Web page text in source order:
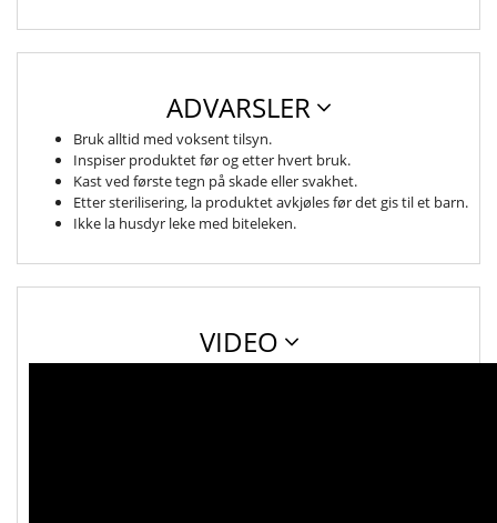
ADVARSLER
Bruk alltid med voksent tilsyn.
Inspiser produktet før og etter hvert bruk.
Kast ved første tegn på skade eller svakhet.
Etter sterilisering, la produktet avkjøles før det gis til et barn.
Ikke la husdyr leke med biteleken.
VIDEO